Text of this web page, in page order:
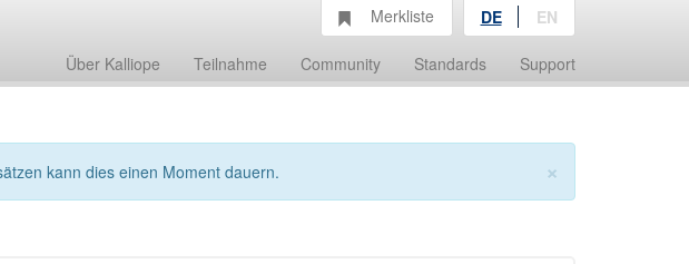
Über Kalliope Teilnahme Community Standards Support
Merkliste DE EN
×
kann dies einen Moment dauern.